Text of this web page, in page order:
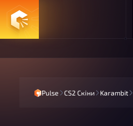
Pulse CS2 Скіни Karambit